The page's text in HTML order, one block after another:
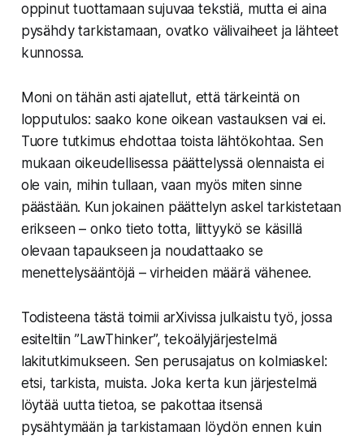
oppinut tuottamaan sujuvaa tekstiä, mutta ei aina
pysähdy tarkistamaan, ovatko välivaiheet ja lähteet
kunnossa.
Moni on tähän asti ajatellut, että tärkeintä on
lopputulos: saako kone oikean vastauksen vai ei.
Tuore tutkimus ehdottaa toista lähtökohtaa. Sen
mukaan oikeudellisessa päättelyssä olennaista ei
ole vain, mihin tullaan, vaan myös miten sinne
päästään. Kun jokainen päättelyn askel tarkistetaan
erikseen – onko tieto totta, liittyykö se käsillä
olevaan tapaukseen ja noudattaako se
menettelysääntöjä – virheiden määrä vähenee.
Todisteena tästä toimii arXivissa julkaistu työ, jossa
esiteltiin ”LawThinker”, tekoälyjärjestelmä
lakitutkimukseen. Sen perusajatus on kolmiaskel:
etsi, tarkista, muista. Joka kerta kun järjestelmä
löytää uutta tietoa, se pakottaa itsensä
pysähtymään ja tarkistamaan löydön ennen kuin